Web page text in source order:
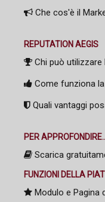
Che cos'è il
REPUTATION AEGIS
Chi può
Come funziona
Quali vantaggi
PER
Scarica
FUNZIONI DELLA
Modulo e Pagina